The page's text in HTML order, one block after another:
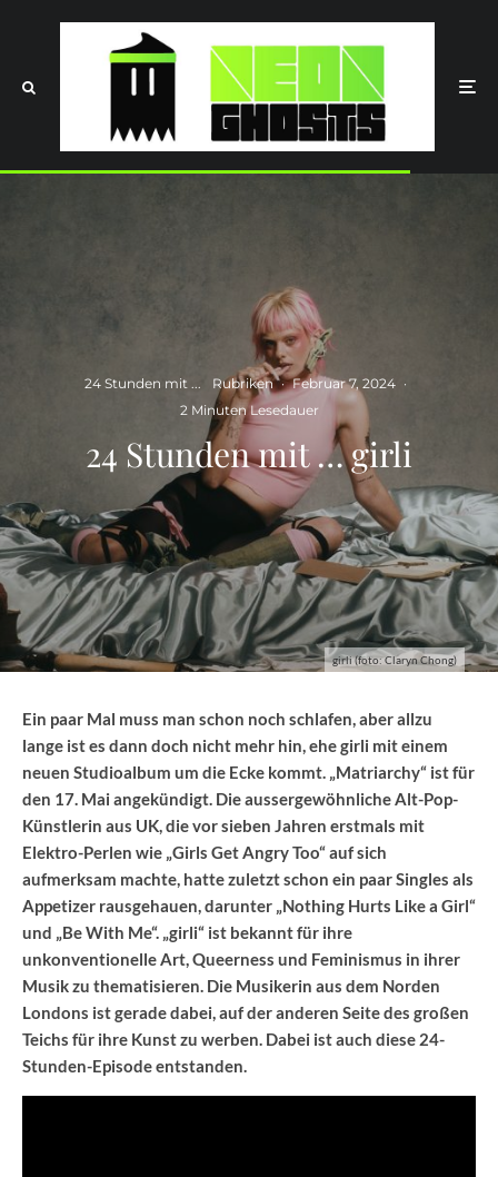
girli (foto: Claryn Chong)
24 Stunden mit ... Rubriken · Februar 7, 2024 ·
2 Minuten Lesedauer
24 Stunden mit … girli
Ein paar Mal muss man schon noch schlafen, aber allzu
lange ist es dann doch nicht mehr hin, ehe girli mit einem
neuen Studioalbum um die Ecke kommt. „Matriarchy“ ist für
den 17. Mai angekündigt. Die aussergewöhnliche Alt-Pop-
Künstlerin aus UK, die vor sieben Jahren erstmals mit
Elektro-Perlen wie „Girls Get Angry Too“ auf sich
aufmerksam machte, hatte zuletzt schon ein paar Singles als
Appetizer rausgehauen, darunter „Nothing Hurts Like a Girl“
und „Be With Me“. „girli“ ist bekannt für ihre
unkonventionelle Art, Queerness und Feminismus in ihrer
Musik zu thematisieren. Die Musikerin aus dem Norden
Londons ist gerade dabei, auf der anderen Seite des großen
Teichs für ihre Kunst zu werben. Dabei ist auch diese 24-
Stunden-Episode entstanden.